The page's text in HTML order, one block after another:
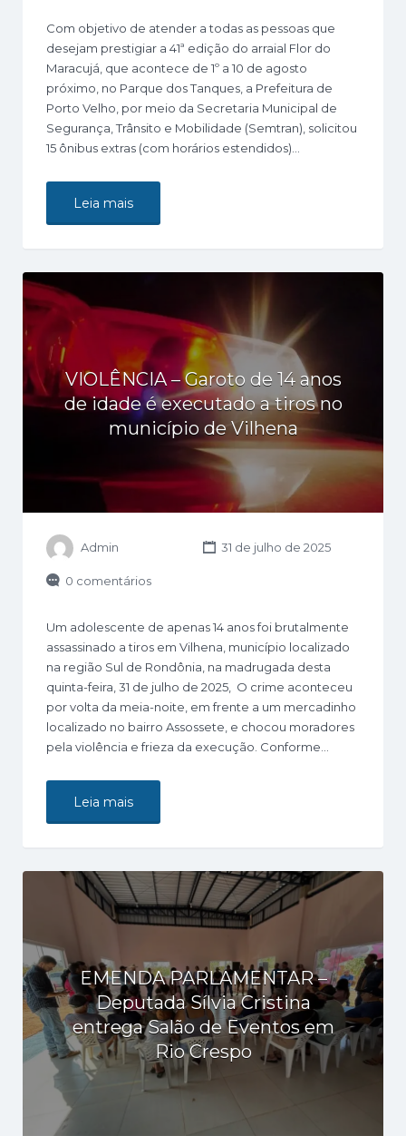
Com objetivo de atender a todas as pessoas que
desejam prestigiar a 41ª edição do arraial Flor do
Maracujá, que acontece de 1º a 10 de agosto
próximo, no Parque dos Tanques, a Prefeitura de
Porto Velho, por meio da Secretaria Municipal de
Segurança, Trânsito e Mobilidade (Semtran), solicitou
15 ônibus extras (com horários estendidos)…
Leia mais
VIOLÊNCIA – Garoto de 14 anos
de idade é executado a tiros no
município de Vilhena
Admin 31 de julho de 2025
0 comentários
Um adolescente de apenas 14 anos foi brutalmente
assassinado a tiros em Vilhena, município localizado
na região Sul de Rondônia, na madrugada desta
quinta-feira, 31 de julho de 2025, O crime aconteceu
por volta da meia-noite, em frente a um mercadinho
localizado no bairro Assossete, e chocou moradores
pela violência e frieza da execução. Conforme…
Leia mais
EMENDA PARLAMENTAR –
Deputada Sílvia Cristina
entrega Salão de Eventos em
Rio Crespo